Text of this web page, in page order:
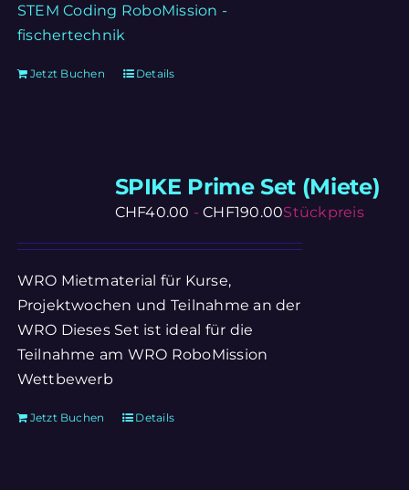
STEM Coding RoboMission -
fischertechnik
Jetzt Buchen Details
SPIKE Prime Set (Miete)
CHF40.00 -CHF190.00Stückpreis
WRO Mietmaterial für Kurse,
Projektwochen und Teilnahme an der
WRO Dieses Set ist ideal für die
Teilnahme am WRO RoboMission
Wettbewerb
Jetzt Buchen Details